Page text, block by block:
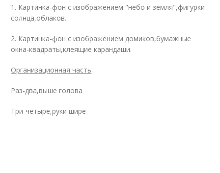
1. Картинка-фон с изображением "небо и земля",фигурки
солнца,облаков.
2. Картинка-фон с изображением домиков,бумажные
окна-квадраты,клеящие карандаши.
Организационная часть:
Раз-два,выше голова
Три-четыре,руки шире